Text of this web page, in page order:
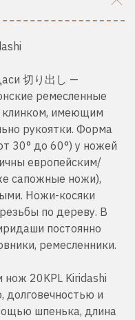
切り出し —
ремесленные
клинком, имеющим
рукоятки. Форма
30° до 60°) у ножей
европейским/
сапожные ножи),
Ножи-косяки
по дереву. В
постоянно
ремесленники.
20KPL Kiridashi
долговечностью и
шпенька, длина